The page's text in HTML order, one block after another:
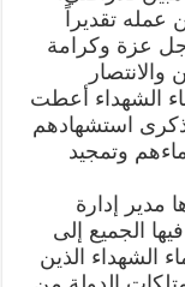
عمله تقديراً
عزة وكرامة
الشهداء أعطت
استشهادهم
وتمجيد
مدير إدارة
الجميع إلى
الشهداء الذين